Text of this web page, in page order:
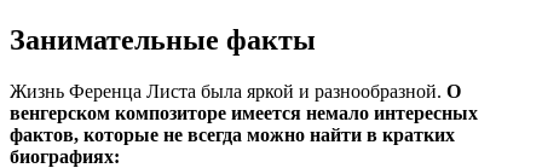
Занимательные факты
Жизнь Ференца Листа была яркой и разнообразной. О
венгерском композиторе имеется немало интересных
фактов, которые не всегда можно найти в кратких
биографиях: